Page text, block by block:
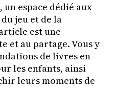
espace dédié aux
jeu et de la
est une
et au partage. Vous y
de livres en
les enfants, ainsi
leurs moments de